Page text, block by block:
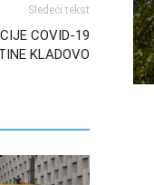
Sledeći tekst
COVID-19
KLADOVO